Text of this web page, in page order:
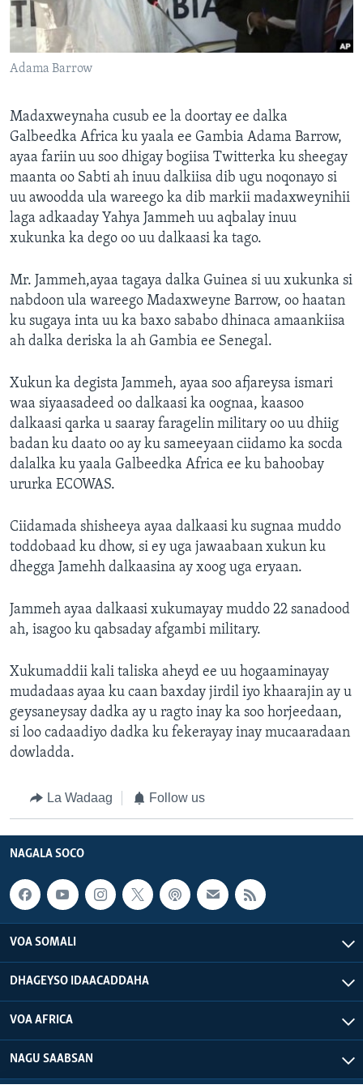
FAAQIDAADDA TODDOBAADKA
DHEXTAALKA TODDOBAADKA
Adama Barrow
Madaxweynaha cusub ee la doortay ee dalka
Galbeedka Africa ku yaala ee Gambia Adama Barrow,
ayaa fariin uu soo dhigay bogiisa Twitterka ku sheegay
maanta oo Sabti ah inuu dalkiisa dib ugu noqonayo si
uu awoodda ula wareego ka dib markii madaxweynihii
laga adkaaday Yahya Jammeh uu aqbalay inuu
xukunka ka dego oo uu dalkaasi ka tago.
Mr. Jammeh,ayaa tagaya dalka Guinea si uu xukunka si
nabdoon ula wareego Madaxweyne Barrow, oo haatan
ku sugaya inta uu ka baxo sababo dhinaca amaankiisa
ah dalka deriska la ah Gambia ee Senegal.
Xukun ka degista Jammeh, ayaa soo afjareysa ismari
waa siyaasadeed oo dalkaasi ka oognaa, kaasoo
dalkaasi qarka u saaray faragelin military oo uu dhiig
badan ku daato oo ay ku sameeyaan ciidamo ka socda
dalalka ku yaala Galbeedka Africa ee ku bahoobay
ururka ECOWAS.
Ciidamada shisheeya ayaa dalkaasi ku sugnaa muddo
toddobaad ku dhow, si ey uga jawaabaan xukun ku
dhegga Jamehh dalkaasina ay xoog uga eryaan.
Jammeh ayaa dalkaasi xukumayay muddo 22 sanadood
ah, isagoo ku qabsaday afgambi military.
Xukumaddii kali taliska aheyd ee uu hogaaminayay
mudadaas ayaa ku caan baxday jirdil iyo khaarajin ay u
geysaneysay dadka ay u ragto inay ka soo horjeedaan,
si loo cadaadiyo dadka ku fekerayay inay mucaaradaan
dowladda.
La Wadaag Follow us
NAGALA SOCO
VOA SOMALI
DHAGEYSO IDAACADDAHA
VOA AFRICA
NAGU SAABSAN